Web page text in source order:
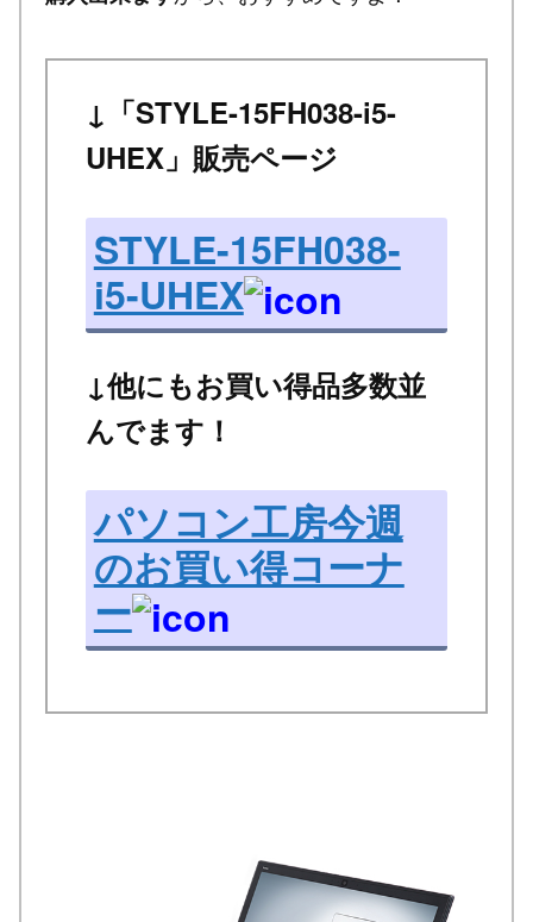
↓「STYLE-15FH038-i5-
UHEX」販売ページ
STYLE-15FH038-
i5-UHEX
↓他にもお買い得品多数並
んでます！
パソコン工房今週
のお買い得コーナ
ー